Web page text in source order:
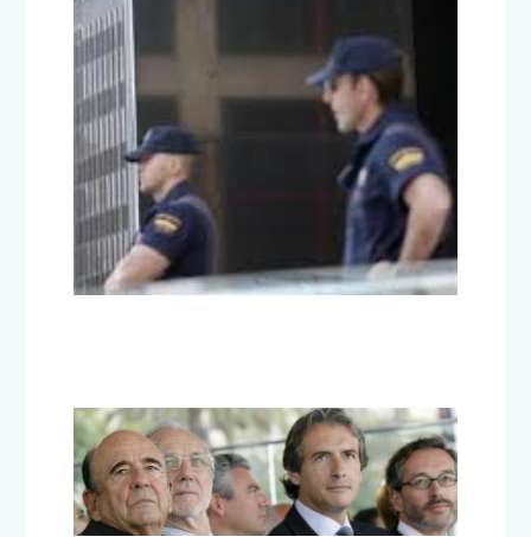
La Fiscalía presenta su
informe del caso Bankia esta
semana
TITULARES 25 de junio de 2012